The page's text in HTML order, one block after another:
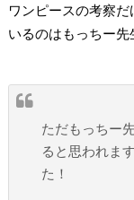
ワンピースの考察
いるのはもっちー先
ただもっちー
ると思われま
た！